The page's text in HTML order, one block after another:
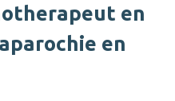
en
en